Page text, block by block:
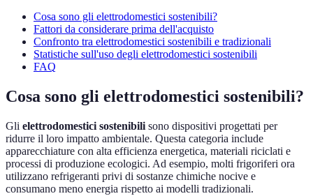
Cosa sono gli elettrodomestici sostenibili?
Fattori da considerare prima dell'acquisto
Confronto tra elettrodomestici sostenibili e tradizionali
Statistiche sull'uso degli elettrodomestici sostenibili
FAQ
Cosa sono gli elettrodomestici sostenibili?
Gli elettrodomestici sostenibili sono dispositivi progettati per
ridurre il loro impatto ambientale. Questa categoria include
apparecchiature con alta efficienza energetica, materiali riciclati e
processi di produzione ecologici. Ad esempio, molti frigoriferi ora
utilizzano refrigeranti privi di sostanze chimiche nocive e
consumano meno energia rispetto ai modelli tradizionali.